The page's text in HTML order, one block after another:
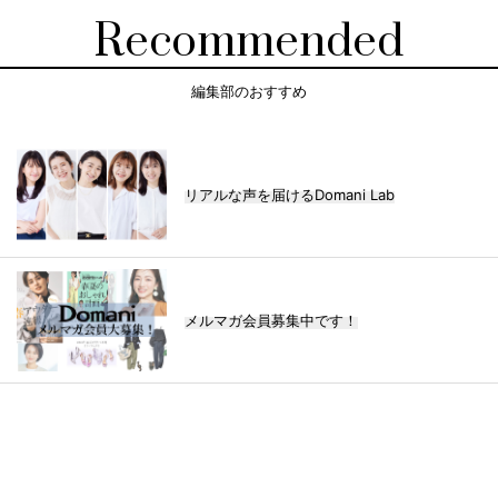
Recommended
編集部のおすすめ
リアルな声を届けるDomani Lab
メルマガ会員募集中です！